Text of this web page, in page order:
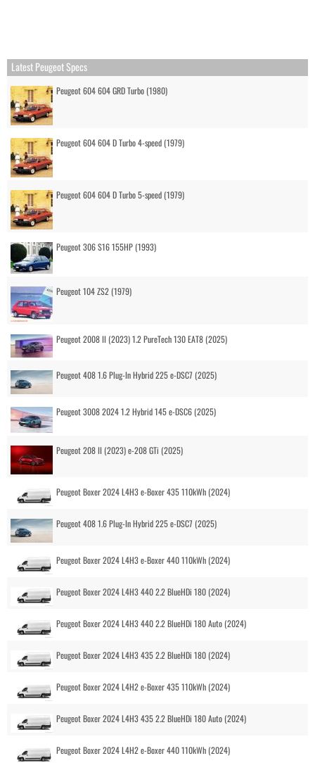
Latest Peugeot Specs
Peugeot 604 604 GRD Turbo (1980)
Peugeot 604 604 D Turbo 4-speed (1979)
Peugeot 604 604 D Turbo 5-speed (1979)
Peugeot 306 S16 155HP (1993)
Peugeot 104 ZS2 (1979)
Peugeot 2008 II (2023) 1.2 PureTech 130 EAT8 (2025)
Peugeot 408 1.6 Plug-In Hybrid 225 e-DSC7 (2025)
Peugeot 3008 2024 1.2 Hybrid 145 e-DSC6 (2025)
Peugeot 208 II (2023) e-208 GTi (2025)
Peugeot Boxer 2024 L4H3 e-Boxer 435 110kWh (2024)
Peugeot 408 1.6 Plug-In Hybrid 225 e-DSC7 (2025)
Peugeot Boxer 2024 L4H3 e-Boxer 440 110kWh (2024)
Peugeot Boxer 2024 L4H3 440 2.2 BlueHDi 180 (2024)
Peugeot Boxer 2024 L4H3 440 2.2 BlueHDi 180 Auto (2024)
Peugeot Boxer 2024 L4H3 435 2.2 BlueHDi 180 (2024)
Peugeot Boxer 2024 L4H2 e-Boxer 435 110kWh (2024)
Peugeot Boxer 2024 L4H3 435 2.2 BlueHDi 180 Auto (2024)
Peugeot Boxer 2024 L4H2 e-Boxer 440 110kWh (2024)